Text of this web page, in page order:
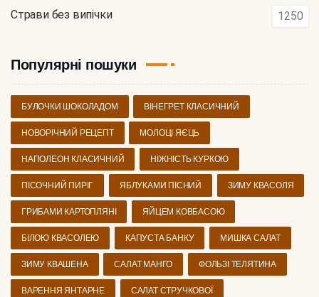
Страви без випічки 1250
Популярні пошуки
БУЛОЧКИ ШОКОЛАДОМ ВІНЕГРЕТ КЛАСИЧНИЙ
НОВОРІЧНИЙ РЕЦЕПТ МОЛОЦІ ЯЄЦЬ
НАПОЛЕОН КЛАСИЧНИЙ НІЖНІСТЬ КУРКОЮ
ПІСОЧНИЙ ПИРІГ ЯБЛУКАМИ ПІСНИЙ ЗИМУ КВАСОЛЯ
ГРИБАМИ КАРТОПЛЯНІ ЯЙЦЕМ КОВБАСОЮ
БІЛОЮ КВАСОЛЕЮ КАПУСТА БАНКУ МИШКА САЛАТ
ЗИМУ КВАШЕНА САЛАТ МАНГО ФОЛЬЗІ ТЕЛЯТИНА
ВАРЕННЯ ЯНТАРНЕ САЛАТ СТРУЧКОВОЇ